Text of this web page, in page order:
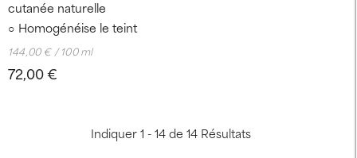
cutanée naturelle
Homogénéise le teint
72,00 €
144,00 € / 100 ml
Indiquer 1 - 14 de 14 Résultats